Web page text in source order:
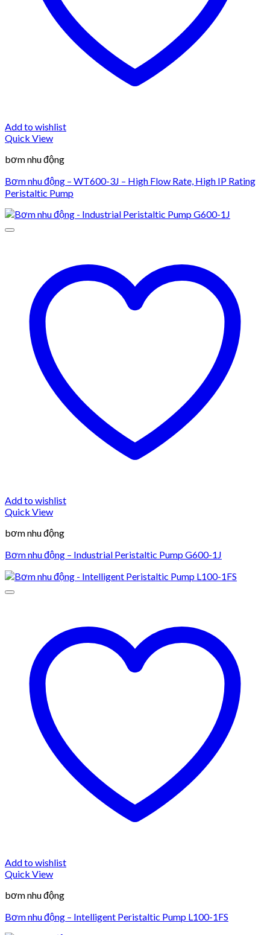
Add to wishlist
Quick View
bơm nhu động
Bơm nhu động – WT600-3J – High Flow Rate, High IP Rating
Peristaltic Pump
Add to wishlist
Quick View
bơm nhu động
Bơm nhu động – Industrial Peristaltic Pump G600-1J
Add to wishlist
Quick View
bơm nhu động
Bơm nhu động – Intelligent Peristaltic Pump L100-1FS